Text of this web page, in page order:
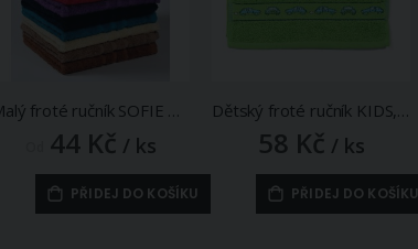
Malý froté ručník SOFIE CLASSIC 30x50cm (více barev)
44 Kč / ks
PŘIDEJ DO KOŠÍKU
Dětský froté ručník KIDS, zelený, 30x50cm
58 Kč / ks
PŘIDEJ DO KOŠÍKU